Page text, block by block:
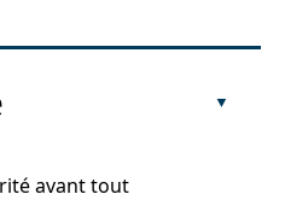
avant tout